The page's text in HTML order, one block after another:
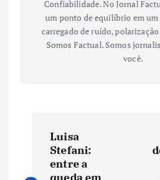
Confiabilidade. No Jornal
um ponto de equilíbrio em
carregado de ruído,
Somos Factual. Somos
você.
Luisa
Stefani:
entre a
queda em